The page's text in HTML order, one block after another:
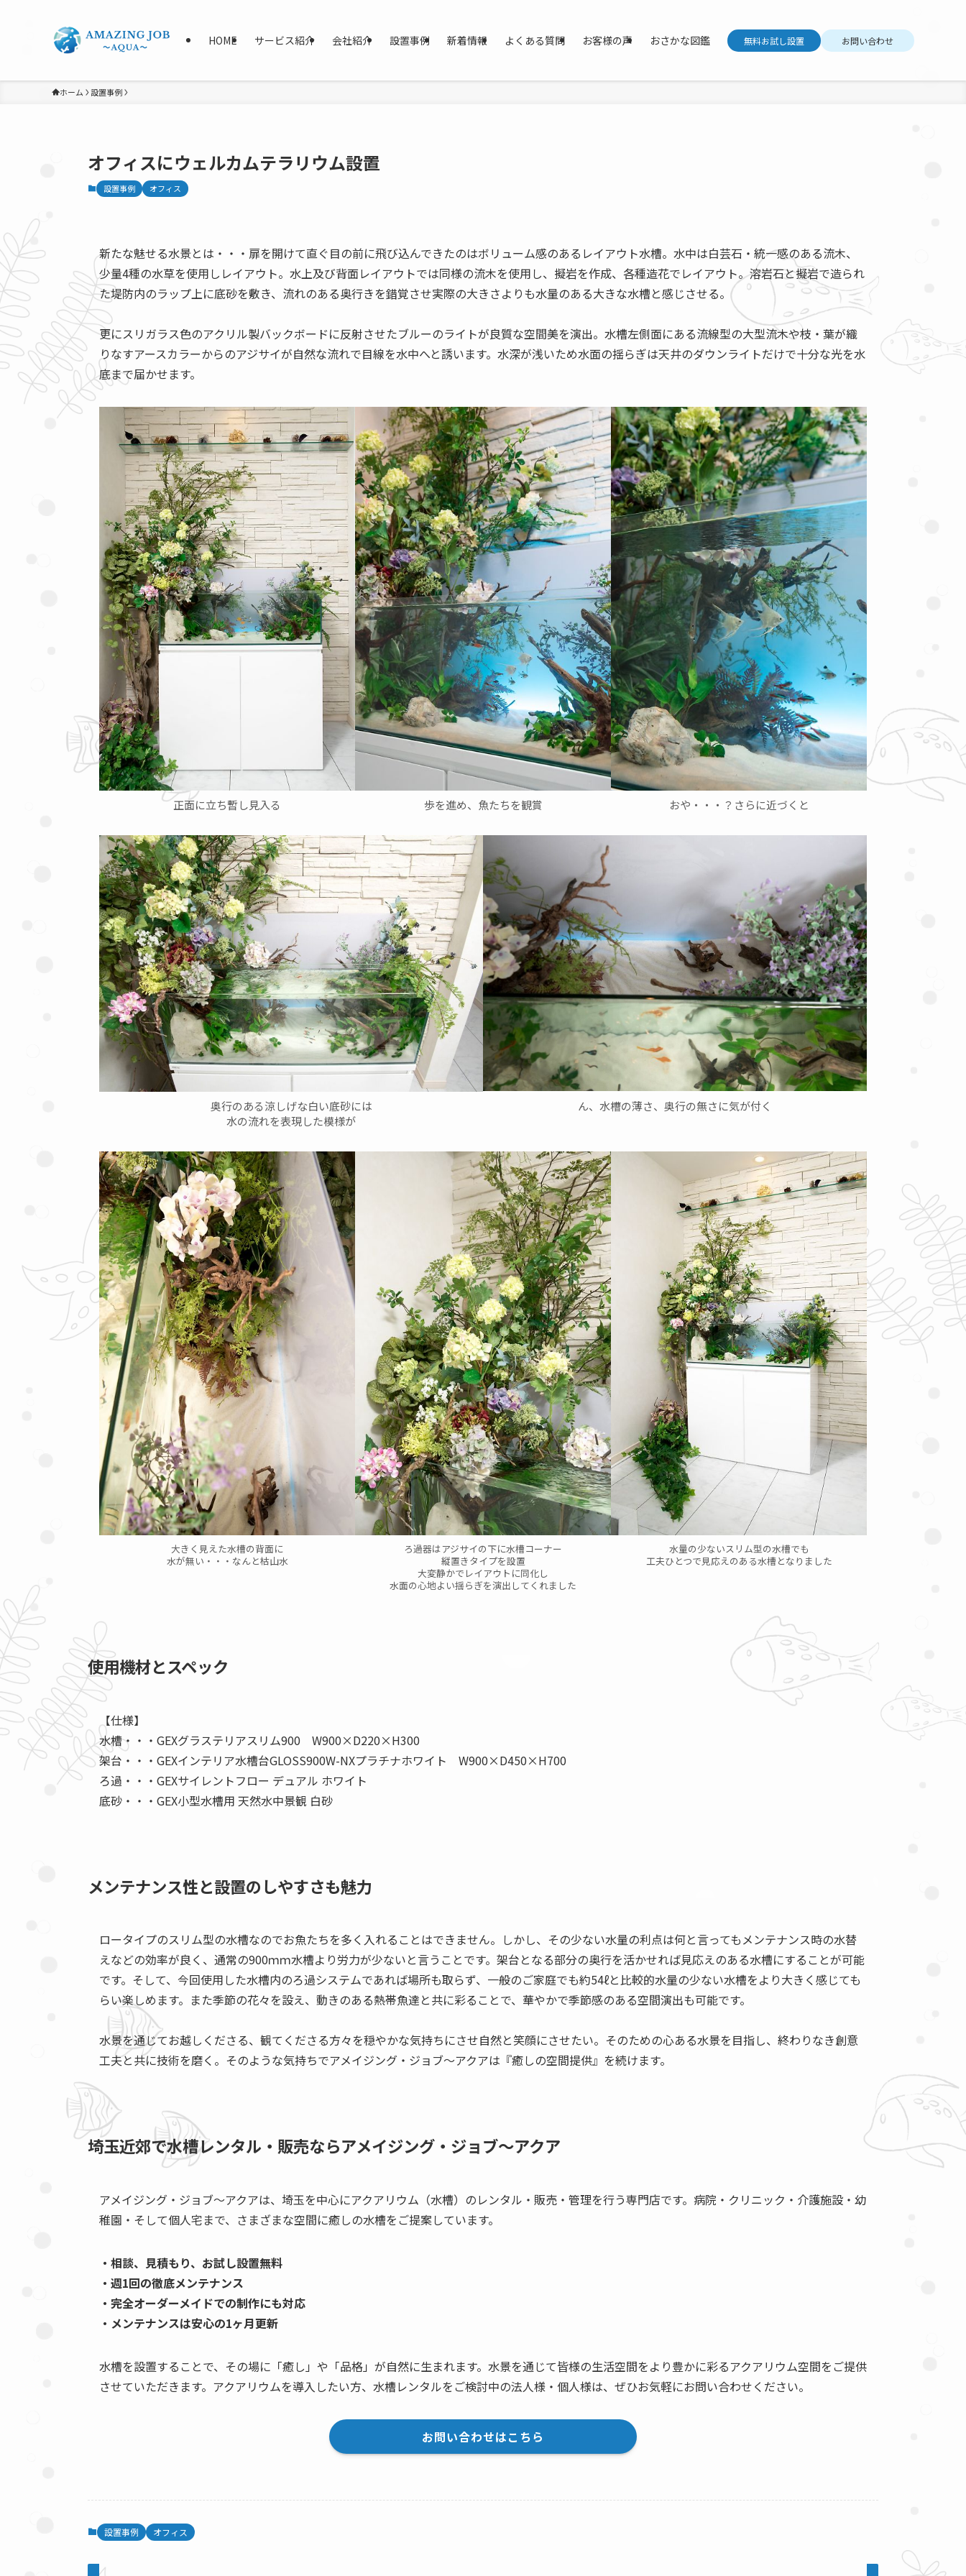
HOME サービス紹介 会社紹介 設置事例 新着情報 よくある質問 お客様の声 おさかな図鑑 無料お試し設置 お問い合わせ
ホーム 設置事例
オフィスにウェルカムテラリウム設置
設置事例 オフィス
新たな魅せる水景とは・・・扉を開けて直ぐ目の前に飛び込んできたのはボリューム感のあるレイアウト水槽。水中は白芸石・統一感のある流木、
少量4種の水草を使用しレイアウト。水上及び背面レイアウトでは同様の流木を使用し、擬岩を作成、各種造花でレイアウト。溶岩石と擬岩で造られ
た堤防内のラップ上に底砂を敷き、流れのある奥行きを錯覚させ実際の大きさよりも水量のある大きな水槽と感じさせる。
更にスリガラス色のアクリル製バックボードに反射させたブルーのライトが良質な空間美を演出。水槽左側面にある流線型の大型流木や枝・葉が織
りなすアースカラーからのアジサイが自然な流れで目線を水中へと誘います。水深が浅いため水面の揺らぎは天井のダウンライトだけで十分な光を水
底まで届かせます。
正面に立ち暫し見入る 歩を進め、魚たちを観賞 おや・・・？さらに近づくと
奥行のある涼しげな白い底砂には
水の流れを表現した模様が
ん、水槽の薄さ、奥行の無さに気が付く
大きく見えた水槽の背面に
水が無い・・・なんと枯山水
ろ過器はアジサイの下に水槽コーナー
縦置きタイプを設置
大変静かでレイアウトに同化し
水面の心地よい揺らぎを演出してくれました
水量の少ないスリム型の水槽でも
工夫ひとつで見応えのある水槽となりました
使用機材とスペック
【仕様】
水槽・・・GEXグラステリアスリム900 W900×D220×H300
架台・・・GEXインテリア水槽台GLOSS900W-NXプラチナホワイト W900×D450×H700
ろ過・・・GEXサイレントフロー デュアル ホワイト
底砂・・・GEX小型水槽用 天然水中景観 白砂
メンテナンス性と設置のしやすさも魅力
ロータイプのスリム型の水槽なのでお魚たちを多く入れることはできません。しかし、その少ない水量の利点は何と言ってもメンテナンス時の水替
えなどの効率が良く、通常の900ｍｍ水槽より労力が少ないと言うことです。架台となる部分の奥行を活かせれば見応えのある水槽にすることが可能
です。そして、今回使用した水槽内のろ過システムであれば場所も取らず、一般のご家庭でも約54ℓと比較的水量の少ない水槽をより大きく感じても
らい楽しめます。また季節の花々を設え、動きのある熱帯魚達と共に彩ることで、華やかで季節感のある空間演出も可能です。
水景を通じてお越しくださる、観てくださる方々を穏やかな気持ちにさせ自然と笑顔にさせたい。そのための心ある水景を目指し、終わりなき創意
工夫と共に技術を磨く。そのような気持ちでアメイジング・ジョブ～アクアは『癒しの空間提供』を続けます。
埼玉近郊で水槽レンタル・販売ならアメイジング・ジョブ～アクア
アメイジング・ジョブ～アクアは、埼玉を中心にアクアリウム（水槽）のレンタル・販売・管理を行う専門店です。病院・クリニック・介護施設・幼
稚園・そして個人宅まで、さまざまな空間に癒しの水槽をご提案しています。
・相談、見積もり、お試し設置無料
・週1回の徹底メンテナンス
・完全オーダーメイドでの制作にも対応
・メンテナンスは安心の1ヶ月更新
水槽を設置することで、その場に「癒し」や「品格」が自然に生まれます。水景を通じて皆様の生活空間をより豊かに彩るアクアリウム空間をご提供
させていただきます。アクアリウムを導入したい方、水槽レンタルをご検討中の法人様・個人様は、ぜひお気軽にお問い合わせください。
お問い合わせはこちら
設置事例 オフィス